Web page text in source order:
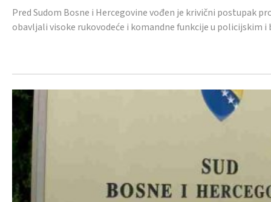
Pred Sudom Bosne i Hercegovine vođen je krivični postupak
obavljali visoke rukovodeće i komandne funkcije u policijskim